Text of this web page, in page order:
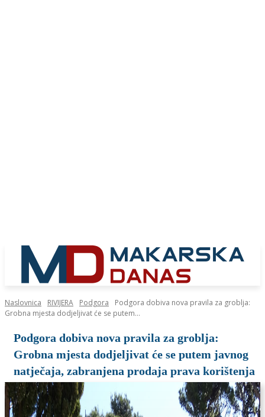
Naslovnica RIVIJERA Podgora
Podgora dobiva nova pravila za groblja:
Grobna mjesta dodjeljivat će se putem...
Podgora dobiva nova pravila za groblja:
Grobna mjesta dodjeljivat će se putem javnog
natječaja, zabranjena prodaja prava korištenja